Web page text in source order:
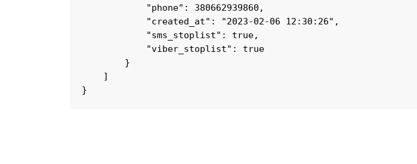
            "phone": 380662939860,
            "created_at": "2023-02-06 12:30:26",
            "sms_stoplist": true,
            "viber_stoplist": true
        }
    ]
}